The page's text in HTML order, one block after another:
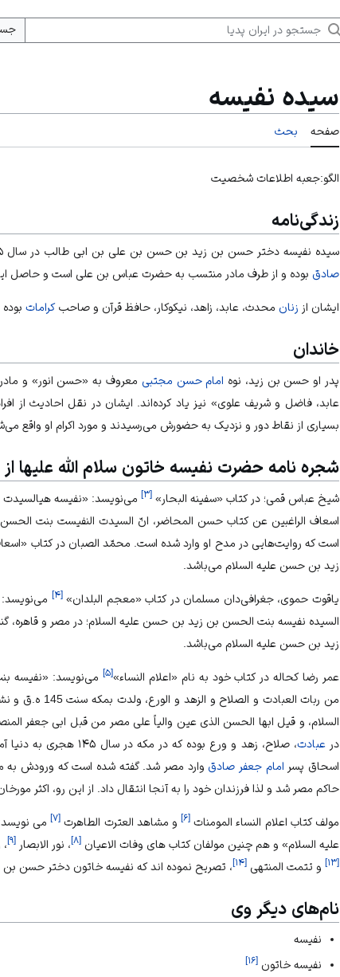
سیده نفیسه
صفحه بحث
الگو:جعبه اطلاعات شخصیت
زندگی‌نامه
سیده نفیسه دختر حسن بن زید بن حسن بن علی بن ابی طالب در سال ۱۴۵ قمری در
صادق بوده و از طرف مادر منتسب به حضرت عباس بن علی است و حاصل
ایشان از زنان محدث، عابد، زاهد، نیکوکار، حافظ قرآن و صاحبکرامات
خاندان
پدر او حسن بن زید، نوه امام حسن مجتبی معروف به «حسن انور» و مادر
عابد، فاضل و شریف علوی» نیز یاد کرده‌اند. ایشان در نقل احادیث
بسیاری از نقاط دور و نزدیک به حضورش می‌رسیدند و مورد اکرام او واقع
شجره نامه حضرت نفیسه خاتون سلام اللّه علیها
شیخ عباس قمی؛ در کتاب «سفینه البحار» [۳] می‌نویسد: «نفیسه هیالسیدت
اسعاف الراغبین عن کتاب حسن المحاضر، انّ السیدت النفیست بنت
است که روایت‌هایی در مدح او وارد شده است. محمّد الصبان در کتاب
زید بن حسن علیه السلام می‌باشد.
یاقوت حموی، جغرافی‌دان مسلمان در کتاب «معجم البلدان»[۴] می‌نویسد:
السیده نفیسه بنت الحسن بن زید بن حسن علیه السلام؛ در مصر و
زید بن حسن علیه السلام می‌باشد.
عمر رضا کحاله در کتاب خود به نام «اعلام النساء»[۵]می‌نویسد: «نفیسه
من ربات
السلام، و قیل ابها الحسن الذی عین والیاً علی مصر من قبل ابی جعفر
درعبادت، صلاح، زهد و ورع بوده که در مکه در سال ۱۴۵ هجری به دنیا آمده و نشو و نمای او در مدینه بوده است. ایشان با
اسحاق پسر امام جعفر صادقوارد مصر شد. گفته شده است که ورودش به
حاکم مصر شد و لذا فرزندان خود را به آنجا انتقال داد. از این رو، اکثر
مولف کتاب اعلام النساء المومنات [۶]و مشاهد العترت الطاهرت [۷]می نویسد:
علیه السلام» و هم چنین مولفان کتاب های وفات الاعیان [۸]، نور الابصار [۹]
[۱۳] و تتمت المنتهی [۱۴]، تصریح نموده اند که نفیسه خاتون دختر حسن
نام‌های دیگر وی
نفیسه
نفیسه خاتون[۱۶]